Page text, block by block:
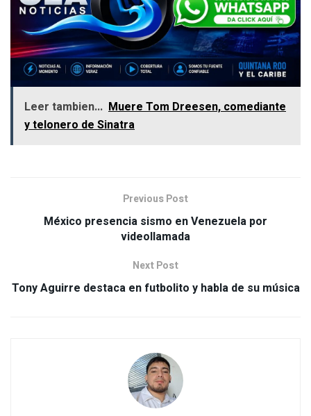
Leer tambien... Muere Tom Dreesen, comediante
y telonero de Sinatra
Previous Post
México presencia sismo en Venezuela por
videollamada
Next Post
Tony Aguirre destaca en futbolito y habla de su música